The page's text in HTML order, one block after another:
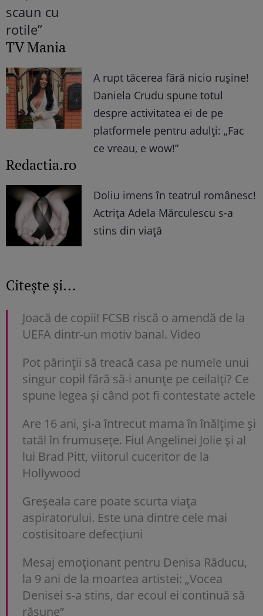
TV Mania
A rupt tăcerea fără nicio rușine!
Daniela Crudu spune totul
despre activitatea ei de pe
platformele pentru adulți: „Fac
ce vreau, e wow!”
Redactia.ro
Doliu imens în teatrul românesc!
Actrița Adela Mărculescu s-a
stins din viață
Citește și...
Joacă de copii! FCSB riscă o amendă de la
UEFA dintr-un motiv banal. Video
Pot părinții să treacă casa pe numele unui
singur copil fără să-i anunțe pe ceilalți? Ce
spune legea și când pot fi contestate actele
Are 16 ani, și-a întrecut mama în înălțime și
tatăl în frumusețe. Fiul Angelinei Jolie și al
lui Brad Pitt, viitorul cuceritor de la
Hollywood
Greșeala care poate scurta viața
aspiratorului. Este una dintre cele mai
costisitoare defecțiuni
Mesaj emoționant pentru Denisa Răducu,
la 9 ani de la moartea artistei: „Vocea
Denisei s-a stins, dar ecoul ei continuă să
răsune”